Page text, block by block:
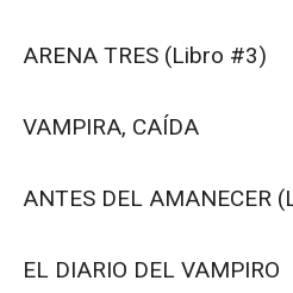
ARENA TRES (Libro #3)
VAMPIRA, CAÍDA
ANTES DEL AMANECER
EL DIARIO DEL VAMPIRO